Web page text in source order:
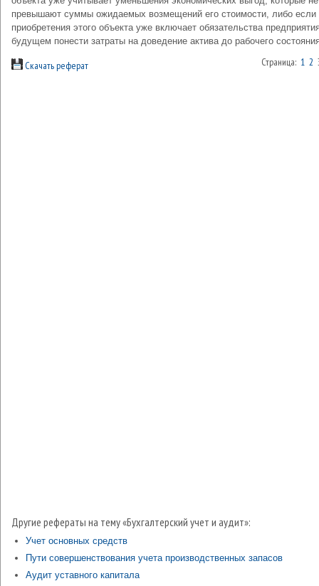
превышают суммы ожидаемых возмещений его стоимости, либо если
приобретения этого объекта уже включает обязательства
будущем понести затраты на доведение актива до рабочего
Скачать реферат Страница: 1 2
Другие рефераты на тему «Бухгалтерский учет и аудит»:
Учет основных средств
Пути совершенствования учета производственных запасов
Аудит уставного капитала